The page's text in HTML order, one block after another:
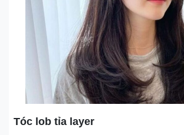
Tóc lob tỉa layer